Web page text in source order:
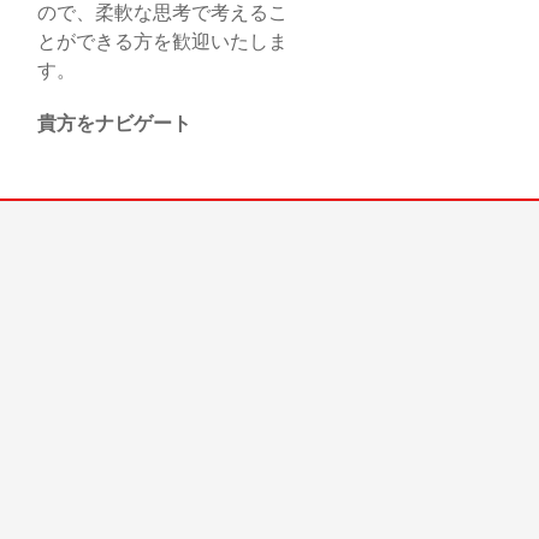
ので、柔軟な思考で考えるこ
とができる方を歓迎いたしま
す。
貴方をナビゲート